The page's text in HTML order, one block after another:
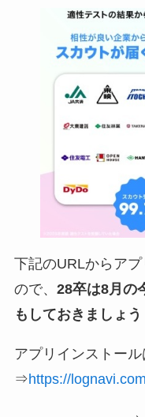
下記のURLからア
ので、 28卒は8月の
もしておきましょう
アプリインストー
⇒https://